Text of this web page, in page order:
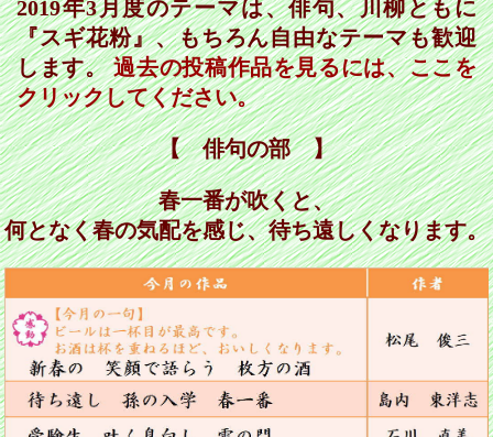
2019年3月度のテーマは、俳句、川柳ともに
『スギ花粉』、もちろん自由なテーマも歓迎
します。 過去の投稿作品を見るには、ここを
クリックしてください。
【 俳句の部 】
春一番が吹くと、
何となく春の気配を感じ、待ち遠しくなります。